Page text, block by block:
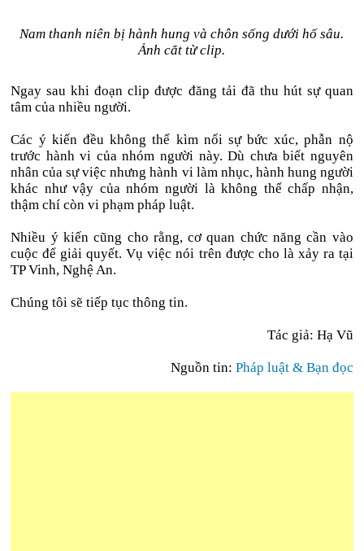
Nam thanh niên bị hành hung và chôn sống dưới hố sâu.
Ảnh cắt từ clip.
Ngay sau khi đoạn clip được đăng tải đã thu hút sự quan
tâm của nhiều người.
Các ý kiến đều không thể kìm nổi sự bức xúc, phẫn nộ
trước hành vi của nhóm người này. Dù chưa biết nguyên
nhân của sự việc nhưng hành vi làm nhục, hành hung người
khác như vậy của nhóm người là không thể chấp nhận,
thậm chí còn vi phạm pháp luật.
Nhiều ý kiến cũng cho rằng, cơ quan chức năng cần vào
cuộc để giải quyết. Vụ việc nói trên được cho là xảy ra tại
TP Vinh, Nghệ An.
Chúng tôi sẽ tiếp tục thông tin.
Tác giả: Hạ Vũ
Nguồn tin: Pháp luật & Bạn đọc